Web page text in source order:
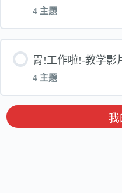
讲义备课教学-莱特
讲义备课教学-莱特
4 主題
單元 內容
生气急诊室-第一堂
生气急诊室-第二堂
胃!工作啦!-教学影
4 主題
我